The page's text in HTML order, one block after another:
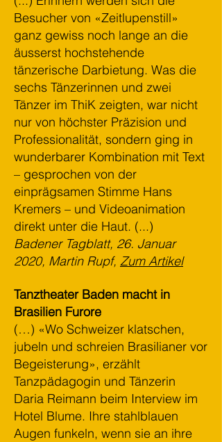
Besucher von «Zeitlupenstill»
ganz gewiss noch lange an die
äusserst hochstehende
tänzerische Darbietung. Was die
sechs Tänzerinnen und zwei
Tänzer im ThiK zeigten, war nicht
nur von höchster Präzision und
Professionalität, sondern ging in
wunderbarer Kombination mit Text
– gesprochen von der
einprägsamen Stimme Hans
Kremers – und Videoanimation
direkt unter die Haut. (...)
Badener Tagblatt, 26. Januar
2020, Martin Rupf, Zum Artikel
Tanztheater Baden macht in
Brasilien Furore
(…) «Wo Schweizer klatschen,
jubeln und schreien Brasilianer vor
Begeisterung», erzählt
Tanzpädagogin und Tänzerin
Daria Reimann beim Interview im
Hotel Blume. Ihre stahlblauen
Augen funkeln, wenn sie an ihre